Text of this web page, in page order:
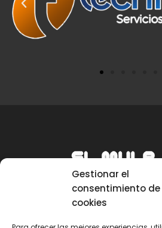
Gestionar el
consentimiento de
cookies